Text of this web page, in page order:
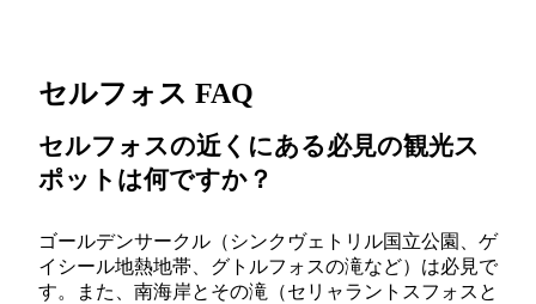
セルフォス FAQ
セルフォスの近くにある必見の観光ス
ポットは何ですか？
ゴールデンサークル（シンクヴェトリル国立公園、ゲ
イシール地熱地帯、グトルフォスの滝など）は必見で
す。また、南海岸とその滝（セリャラントスフォスと